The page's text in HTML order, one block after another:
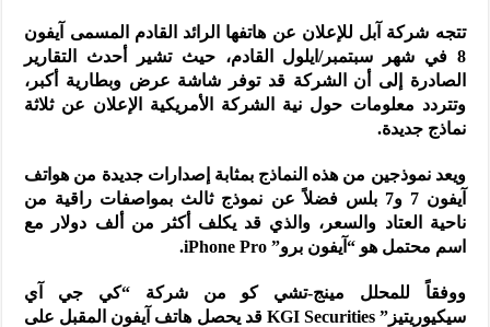
تتجه شركة آبل للإعلان عن هاتفها الرائد القادم المسمى آيفون
8 في شهر سبتمبر/ايلول القادم، حيث تشير أحدث التقارير
الصادرة إلى أن الشركة قد توفر شاشة عرض وبطارية أكبر،
وتتردد معلومات حول نية الشركة الأمريكية الإعلان عن ثلاثة
نماذج جديدة.
ويعد نموذجين من هذه النماذج بمثابة إصدارات جديدة من هواتف
آيفون 7 و7 بلس فضلاً عن نموذج ثالث بمواصفات راقية من
ناحية العتاد والسعر، والذي قد يكلف أكثر من ألف دولار مع
اسم محتمل هو “آيفون برو” iPhone Pro.
ووفقاً للمحلل مينج-تشي كو من شركة “كي جي آي
سيكيوريتيز” KGI Securities قد يحصل هاتف آيفون المقبل على